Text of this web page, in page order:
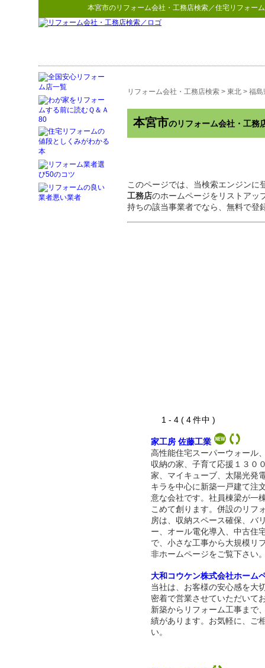
本宮市のリフォーム会社・工務店検索／住宅リフォー
リフォーム会社・工務店検索 > 東北 > 福島
本宮市のリフォーム会社・工務
このページでは、当検索エンジンに
工務店のホームページをリストア
持ちの該当事業者でなら、無料で登
1 - 4 ( 4 件中 )
家工房 佐藤工業
高性能住宅スーパーウォール
収納の家、子育て応援１３０
家、マイキューブ、太陽光発
キラを中心に新築一戸建て注
意な会社です。社員棟梁が一
こめて創ります。併設のリフ
房は、収納スペース確保、バ
ー、オール電化導入、中古住
で、小さな工事から大規模リ
非ホームページをご覧下さい
大和コウケン株式会社ホーム
当社は、お客様の安心感を大
密着で営業させていただいて
新築からリフォーム工事まで
績があります。お気軽に、ご
い。